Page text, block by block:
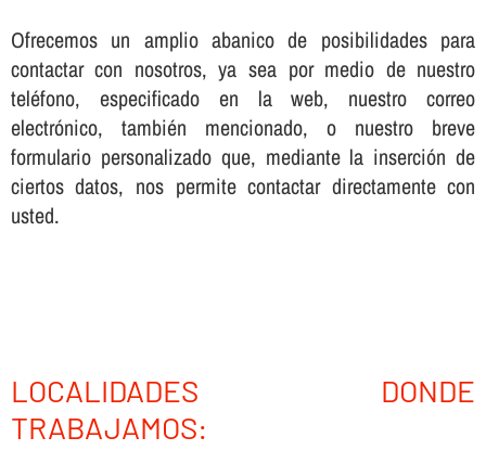
Ofrecemos un amplio abanico de posibilidades para
contactar con nosotros, ya sea por medio de nuestro
teléfono, especificado en la web, nuestro correo
electrónico, también mencionado, o nuestro breve
formulario personalizado que, mediante la inserción de
ciertos datos, nos permite contactar directamente con
usted.
LOCALIDADES DONDE
TRABAJAMOS: